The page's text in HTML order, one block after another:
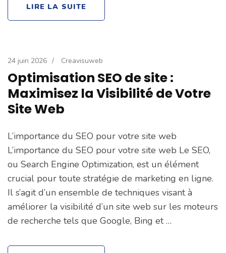
LIRE LA SUITE
24 juin 2026 / Creavisuweb
Optimisation SEO de site :
Maximisez la Visibilité de Votre
Site Web
L’importance du SEO pour votre site web
L’importance du SEO pour votre site web Le SEO,
ou Search Engine Optimization, est un élément
crucial pour toute stratégie de marketing en ligne.
Il s’agit d’un ensemble de techniques visant à
améliorer la visibilité d’un site web sur les moteurs
de recherche tels que Google, Bing et …